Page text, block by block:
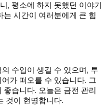
, 평소에 하지 못했던 이야기
는 시간이 여러분에게 큰 힘
수입이 생길 수 있으며, 투
가 떠오를 수 있습니다. 그
습니다. 오늘은 금전 관리
것이 현명합니다.